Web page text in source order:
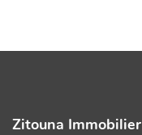
Zitouna Immobilier